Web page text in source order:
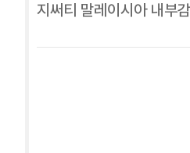
지써티 말레이시아 내